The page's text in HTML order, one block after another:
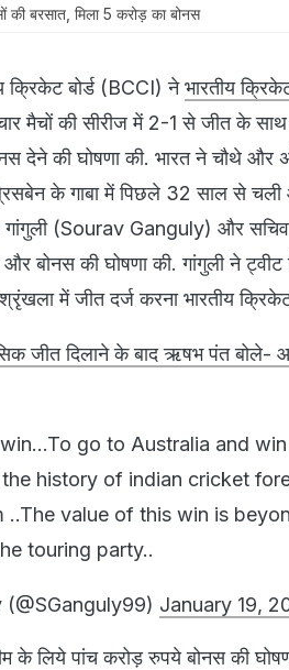
की बरसात, मिला 5 करोड़ का बोनस
बोर्ड (BCCI) नेभारतीय
मैचों की सीरीज में 2-1 से जीत के साथ
देने की घोषणा की. भारत ने चौथे
के गाबा में पिछले 32 साल से चली
गांगुली (Sourav Ganguly) और
और बोनस की घोषणा की. गांगुली ने
में जीत दर्ज करना भारतीय क्रिकेट
जीत दिलाने के बाद ऋषभ पंत बोले-
go to Australia and
history of indian cricket
..The value of this win is
touring party..
January 19,
के लिये पांच करोड़ रुपये बोनस की